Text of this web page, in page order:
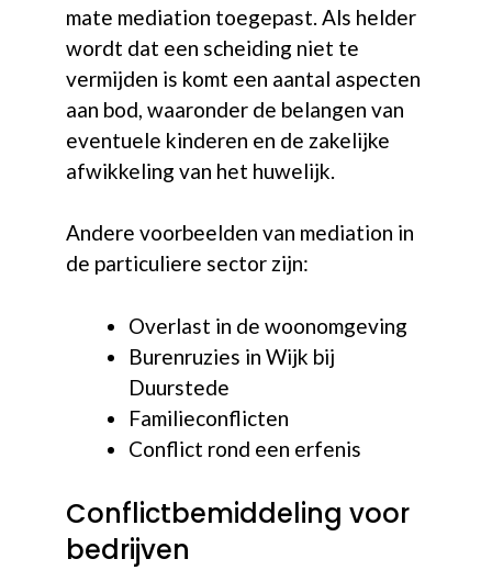
mate mediation toegepast. Als helder
wordt dat een scheiding niet te
vermijden is komt een aantal aspecten
aan bod, waaronder de belangen van
eventuele kinderen en de zakelijke
afwikkeling van het huwelijk.
Andere voorbeelden van mediation in
de particuliere sector zijn:
Overlast in de woonomgeving
Burenruzies in Wijk bij
Duurstede
Familieconflicten
Conflict rond een erfenis
Conflictbemiddeling voor
bedrijven